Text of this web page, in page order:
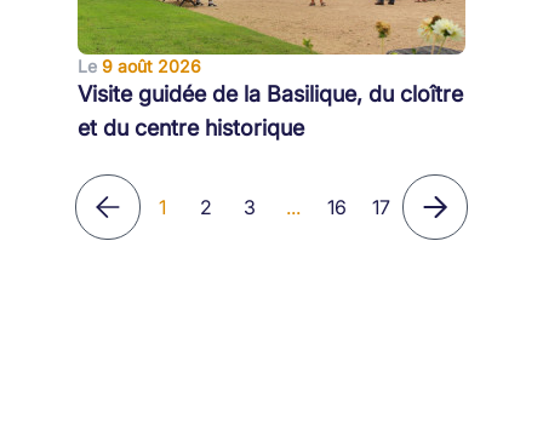
Le 9 août 2026
Visite guidée de la Basilique, du cloître
et du centre historique
1 2 3 ... 16 17